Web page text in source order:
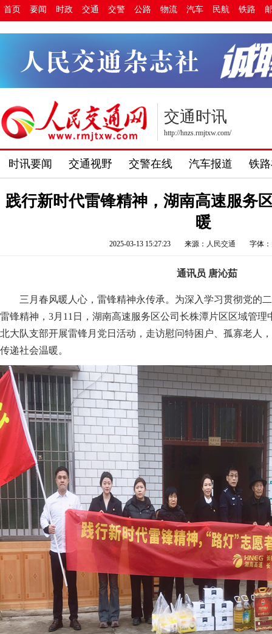
首页 要闻 时政 交通 交警 公路 物流 汽车 民航 铁路
交通时讯
http://hnzs.rmjtxw.com/
时讯要闻 交通视野 交警在线 汽车报道 铁
践行新时代雷锋精神，湖南高速服务
暖
2025-03-13 15:27:23 来源： 人民交通 字体：
通讯员 唐沁茹
三月春风暖人心，雷锋精神永传承。为深入学习贯彻党的
雷锋精神，3月11日，湖南高速服务区公司长株潭片区区域管
北大队支部开展雷锋月党日活动，走访慰问特困户、孤寡老人
传递社会温暖。